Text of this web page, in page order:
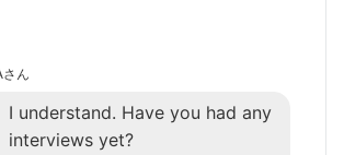
さん
I understand. Have you had any
interviews yet?